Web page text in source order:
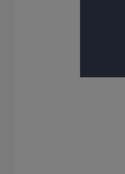
sur Embranchement